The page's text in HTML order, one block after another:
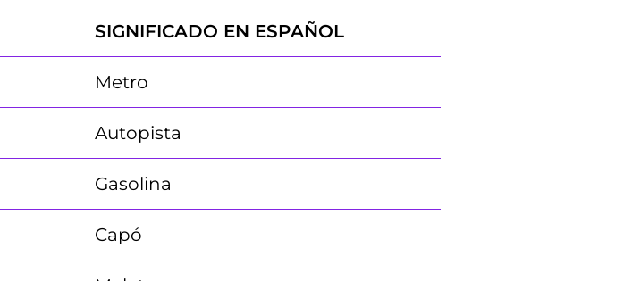
SIGNIFICADO EN ESPAÑOL
Metro
Autopista
Gasolina
Capó